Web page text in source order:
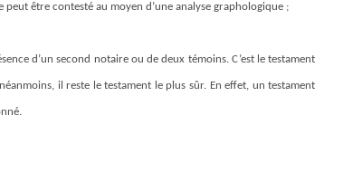
être contesté au moyen d’une analyse graphologique ;
d’un second notaire ou de deux témoins. C’est le testament
il reste le testament le plus sûr. En effet, un testament